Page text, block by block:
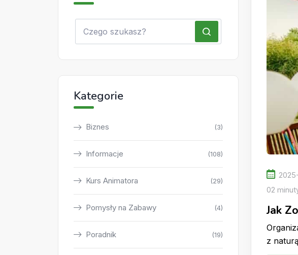
02
Jak
z
Kategorie
Biznes (3)
Informacje (108)
Kurs Animatora (29)
Pomysły na Zabawy (4)
Poradnik (19)